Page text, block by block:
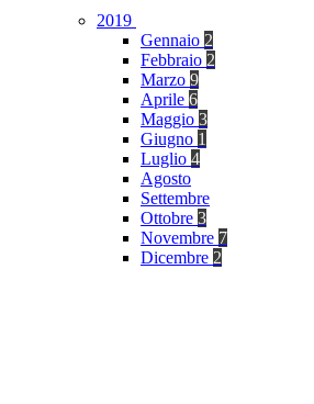
2019
Gennaio 2
Febbraio 2
Marzo 9
Aprile 6
Maggio 3
Giugno 1
Luglio 4
Agosto
Settembre
Ottobre 3
Novembre 7
Dicembre 2